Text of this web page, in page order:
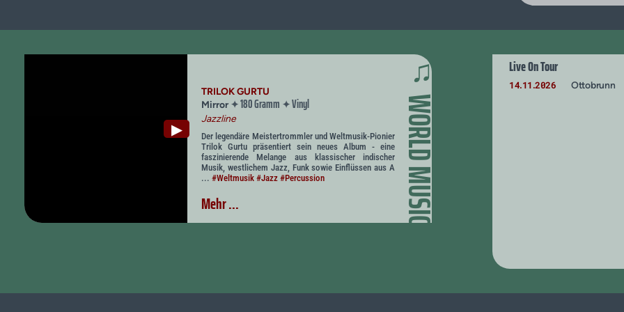
▶
♫
WORLD MUSIC
TRILOK GURTU
Mirror ✦180 Gramm ✦Vinyl
Jazzline
Der legendäre Meistertrommler und Weltmusik-Pionier
Trilok Gurtu präsentiert sein neues Album - eine
faszinierende Melange aus klassischer indischer
Musik, westlichem Jazz, Funk sowie Einflüssen aus A
... #Weltmusik #Jazz #Percussion
Mehr ...
Live On Tour
14.11 .2026 Ottobrunn